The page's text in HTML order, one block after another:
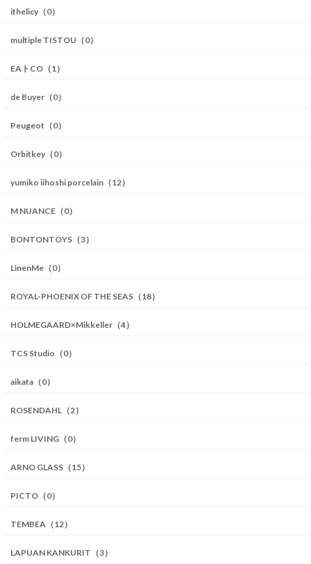
ithelicy（0）
multiple TISTOU（0）
EAトCO（1）
de Buyer（0）
Peugeot（0）
Orbitkey（0）
yumiko iihoshi porcelain（12）
M NUANCE（0）
BONTONTOYS（3）
LinenMe（0）
ROYAL-PHOENIX OF THE SEAS（18）
HOLMEGAARD×Mikkeller（4）
TCS Studio（0）
aikata（0）
ROSENDAHL（2）
ferm LIVING（0）
ARNO GLASS（15）
PICTO（0）
TEMBEA（12）
LAPUAN KANKURIT（3）